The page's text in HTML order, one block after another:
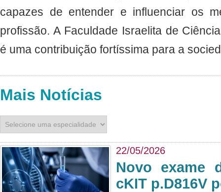
capazes de entender e influenciar os
profissão. A Faculdade Israelita de
é uma contribuição fortíssima para a
Mais Notícias
22/05/2026
Novo exame
cKIT p.D816V